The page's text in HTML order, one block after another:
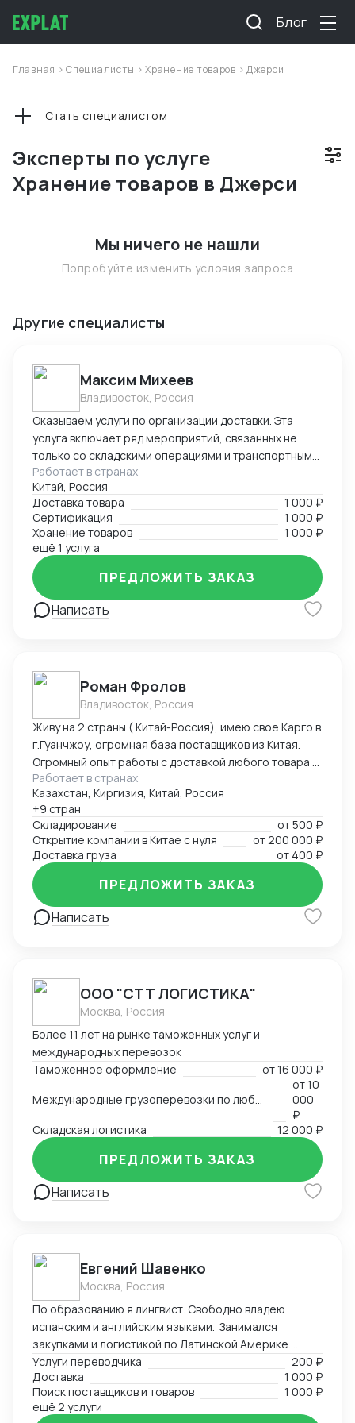
Блог
Главная >Специалисты >Хранение товаров >Джерси
Эксперты по услуге
Хранение товаров в Джерси
Стать специалистом
Мы ничего не нашли
Попробуйте изменить условия запроса
Другие специалисты
Максим Михеев
Владивосток, Россия
Оказываем услуги по организации доставки. Эта
услуга включает ряд мероприятий, связанных не
только со складскими операциями и транспортным
сопровождением. В нее также входит таможенное
оформление, помощь в заполнении необходимой
сопроводительной и разрешительной
документации.
Работает в странах
Китай, Россия
Доставка товара
1 000 ₽
Сертификация
1 000 ₽
Хранение товаров
1 000 ₽
ещё 1 услуга
Написать
ПРЕДЛОЖИТЬ ЗАКАЗ
Роман Фролов
Владивосток, Россия
Живу на 2 страны ( Китай-Россия), имею свое Карго в
г.Гуанчжоу, огромная база поставщиков из Китая.
Огромный опыт работы с доставкой любого товара в
Страны Средней Азии. Поиск, выкуп, валюта, обмен,
инспекция.
Работает в странах
Казахстан, Киргизия, Китай, Россия
+9 стран
Складирование
от500 ₽
Открытие компании в Китае с нуля
от200 000 ₽
Доставка груза
от 400 ₽
Написать
ПРЕДЛОЖИТЬ ЗАКАЗ
ООО "СТТ ЛОГИСТИКА"
Москва, Россия
Более 11 лет на рынке таможенных услуг и
международных перевозок
Таможенное оформление
от16 000 ₽
Международные грузоперевозки по любым маршрутам и любыми видами транспорта
от10
000
₽
Складская логистика
12 000 ₽
Написать
ПРЕДЛОЖИТЬ ЗАКАЗ
Евгений Шавенко
Москва, Россия
По образованию я лингвист. Свободно владею
испанским и английским языками. Занимался
закупками и логистикой по Латинской Америке.
Координировал, вел переговоры по закупке,
согласовал цены DDP. Перевозил товары до складов
компании. В данный момент занимаюсь
организацией импорта в Российскую Федерацию из
Услуги переводчика
200 ₽
Доставка
1 000 ₽
Поиск поставщиков и товаров
1 000 ₽
ещё 2 услуги